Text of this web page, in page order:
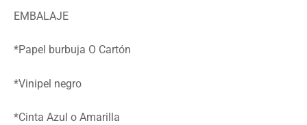
EMBALAJE
*Papel burbuja O Cartón
*Vinipel negro
*Cinta Azul o Amarilla